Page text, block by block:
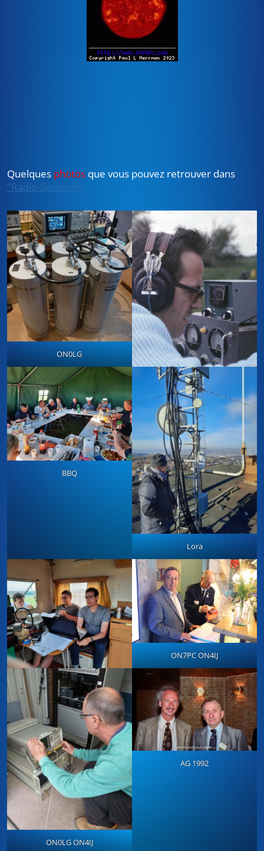
Quelques photosque vous pouvez retrouver dans
"Radio-Souvenir"
ON0LG
BBQ
Lora
ON7PC ON4IJ
ON0LG ON4IJ
AG 1992